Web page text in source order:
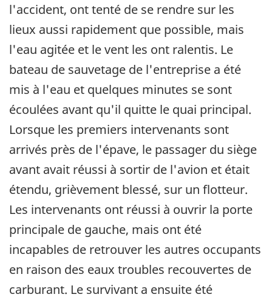
l'accident, ont tenté de se rendre sur les
lieux aussi rapidement que possible, mais
l'eau agitée et le vent les ont ralentis. Le
bateau de sauvetage de l'entreprise a été
mis à l'eau et quelques minutes se sont
écoulées avant qu'il quitte le quai principal.
Lorsque les premiers intervenants sont
arrivés près de l'épave, le passager du siège
avant avait réussi à sortir de l'avion et était
étendu, grièvement blessé, sur un flotteur.
Les intervenants ont réussi à ouvrir la porte
principale de gauche, mais ont été
incapables de retrouver les autres occupants
en raison des eaux troubles recouvertes de
carburant. Le survivant a ensuite été